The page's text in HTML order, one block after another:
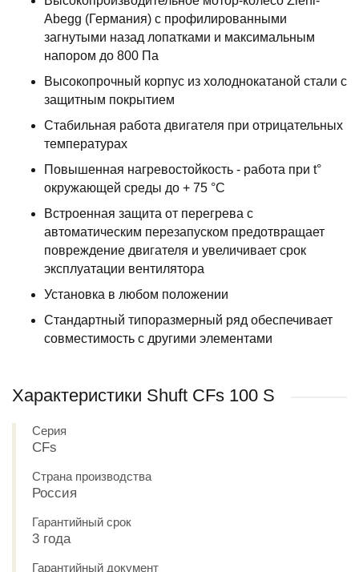
Abegg (Германия) с профилированными
загнутыми назад лопатками и максимальным
напором до 800 Пa
Высокопрочный корпус из холоднокатаной стали с
защитным покрытием
Стабильная работа двигателя при отрицательных
температурах
Повышенная нагревостойкость - работа при t°
окружающей среды до + 75 °C
Встроенная защита от перегрева с
автоматическим перезапуском предотвращает
повреждение двигателя и увеличивает срок
эксплуатации вентилятора
Установка в любом положении
Стандартный типоразмерный ряд обеспечивает
совместимость с другими элементами
Характеристики Shuft CFs 100 S
Серия
CFs
Страна производства
Россия
Гарантийный срок
3 года
Гарантийный документ